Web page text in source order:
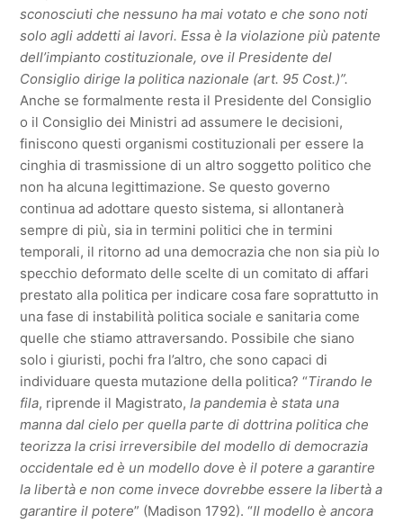
sconosciuti che nessuno ha mai votato e che sono noti
solo agli addetti ai lavori. Essa è la violazione più patente
dell’impianto costituzionale, ove il Presidente del
Consiglio dirige la politica nazionale (art. 95 Cost.)”.
Anche se formalmente resta il Presidente del Consiglio
o il Consiglio dei Ministri ad assumere le decisioni,
finiscono questi organismi costituzionali per essere la
cinghia di trasmissione di un altro soggetto politico che
non ha alcuna legittimazione. Se questo governo
continua ad adottare questo sistema, si allontanerà
sempre di più, sia in termini politici che in termini
temporali, il ritorno ad una democrazia che non sia più lo
specchio deformato delle scelte di un comitato di affari
prestato alla politica per indicare cosa fare soprattutto in
una fase di instabilità politica sociale e sanitaria come
quelle che stiamo attraversando. Possibile che siano
solo i giuristi, pochi fra l’altro, che sono capaci di
individuare questa mutazione della politica? “Tirando le
fila, riprende il Magistrato,la pandemia è stata una
manna dal cielo per quella parte di dottrina politica che
teorizza la crisi irreversibile del modello di democrazia
occidentale ed è un modello dove è il potere a garantire
la libertà e non come invece dovrebbe essere la libertà a
garantire il potere” (Madison 1792). “Il modello è ancora